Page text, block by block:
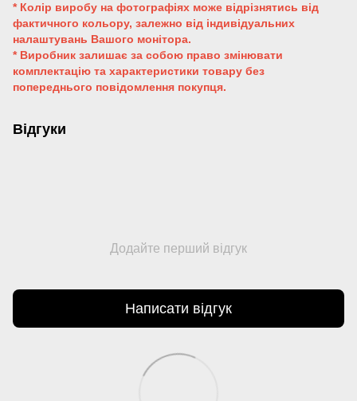
* Колір виробу на фотографіях може відрізнятись від
фактичного кольору, залежно від індивідуальних
налаштувань Вашого монітора.
* Виробник залишає за собою право змінювати
комплектацію та характеристики товару без
попереднього повідомлення покупця.
Відгуки
Додайте перший відгук
Написати відгук